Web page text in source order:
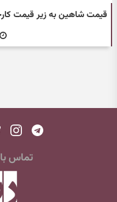
قیمت شاهین به زیر قیمت
تماس